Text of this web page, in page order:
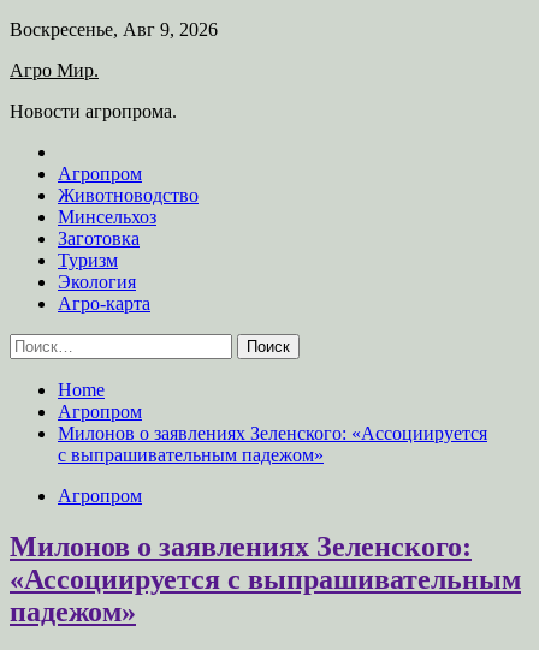
Skip
content
Воскресенье, Авг 9, 2026
Агро Мир.
Новости агропрома.
Агропром
Животноводство
Минсельхоз
Заготовка
Туризм
Экология
Агро-карта
Найти:
Home
Агропром
Милонов о заявлениях Зеленского: «Ассоциируется
с выпрашивательным падежом»
Агропром
Милонов о заявлениях Зеленского:
«Ассоциируется с выпрашивательным
падежом»